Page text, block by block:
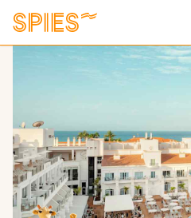
Vis film og billeder